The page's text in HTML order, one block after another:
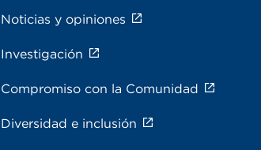
Noticias y opiniones
Investigación
Compromiso con la Comunidad
Diversidad e inclusión